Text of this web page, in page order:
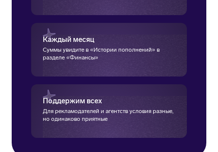
Каждый месяц
Суммы увидите в «Истории пополнений» в
разделе «Финансы»
Поддержим всех
Для рекламодателей и агентств условия разные,
но одинаково приятные